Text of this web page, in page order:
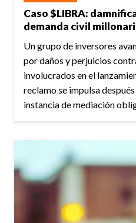
Caso $LIBRA:
demanda civil
Un grupo de inversores
por daños y perjuicios
involucrados en el
reclamo se impulsa
instancia de mediación